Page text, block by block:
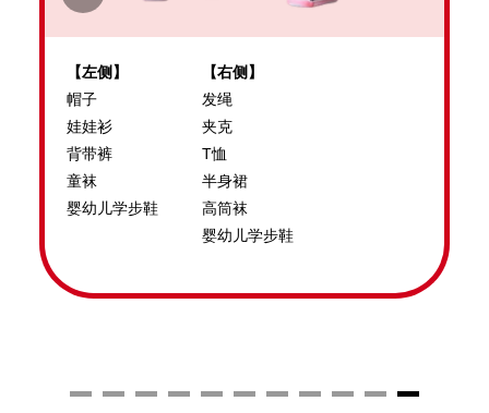
【左侧】
帽子
娃娃衫
背带裤
童袜
婴幼儿学步鞋
【右侧】
发绳
夹克
T恤
半身裙
高筒袜
婴幼儿学步鞋